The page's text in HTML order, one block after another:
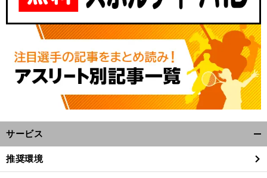
サービス
閉
推奨環境